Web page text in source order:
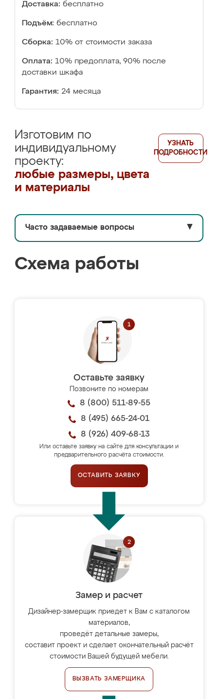
Доставка: бесплатно
Подъём: бесплатно
Сборка: 10% от стоимости заказа
Оплата: 10% предоплата, 90% после
доставки шкафа
Гарантия: 24 месяца
Изготовим по
индивидуальному
проекту:
любые размеры, цвета
и материалы
УЗНАТЬ
ПОДРОБНОСТИ
Часто задаваемые вопросы ▼
Схема работы
Оставьте заявку
Позвоните по номерам
8 (800) 511-89-55
8 (495) 665-24-01
8 (926) 409-68-13
Или оставьте заявку на сайте для консультации и
предварительного расчёта стоимости.
ОСТАВИТЬ ЗАЯВКУ
Замер и расчет
Дизайнер-замерщик приедет к Вам с каталогом
материалов,
проведёт детальные замеры,
составит проект и сделает окончательный расчёт
стоимости Вашей будущей мебели.
ВЫЗВАТЬ ЗАМЕРЩИКА